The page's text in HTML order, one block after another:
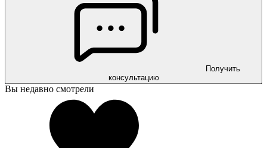
Получить
консультацию
Вы недавно смотрели